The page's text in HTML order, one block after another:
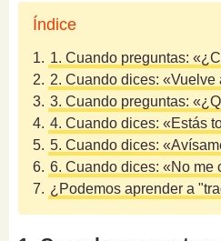
Índice
1. 1. Cuando preguntas:
2. 2. Cuando dices: «Vuelve
3. 3. Cuando preguntas:
4. 4. Cuando dices: «Estás
5. 5. Cuando dices:
6. 6. Cuando dices: «No me
7. ¿Podemos aprender a